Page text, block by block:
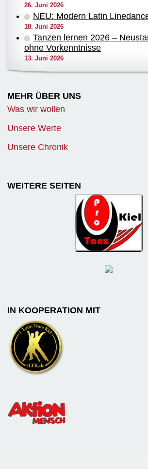
26. Juni 2026
NEU: Modern Latin
18. Juni 2026
Tanzen lernen 2026 –
ohne Vorkenntnisse
13. Juni 2026
MEHR ÜBER UNS
Was wir wollen
Unsere Werte
Unsere Chronik
WEITERE SEITEN
IN KOOPERATION MIT